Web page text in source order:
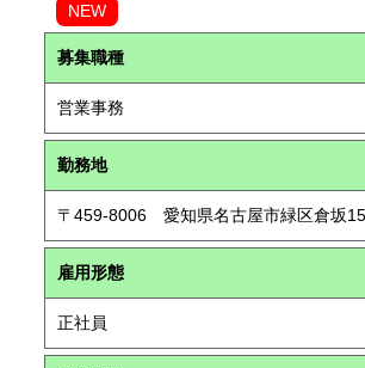
NEW
募集職種
営業事務
勤務地
〒459-8006 愛知県名古屋市緑区倉坂
雇用形態
正社員